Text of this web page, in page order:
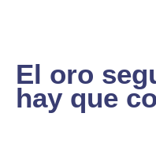
El oro
hay que